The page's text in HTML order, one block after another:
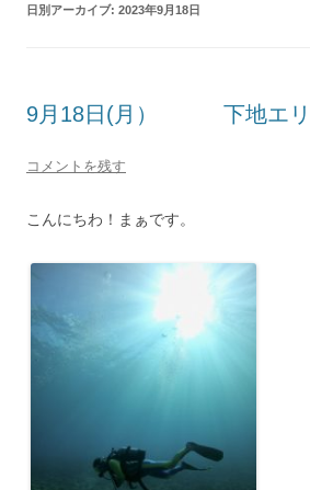
日別アーカイブ: 2023年9月18日
9月18日(月） 下地エリ
コメントを残す
こんにちわ！まぁです。